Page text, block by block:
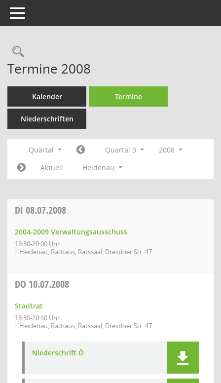
Toggle navigation
Rechercheauswahl
Termine 2008
Kalender Termine
Niederschriften
Quartal Quartal 3
2008
Aktuell
Heidenau
DI 08.07.2008
2004-2009 Verwaltungsausschuss
18:30-20:00 Uhr
Heidenau, Rathaus, Ratssaal, Dresdner Str. 47
DO 10.07.2008
Stadtrat
18:30-20:40 Uhr
Heidenau, Rathaus, Ratssaal, Dresdner Str. 47
Niederschrift Ö